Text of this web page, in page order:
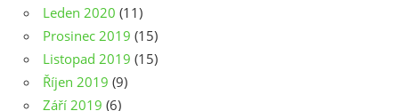
Leden 2020 (11)
Prosinec 2019 (15)
Listopad 2019 (15)
Říjen 2019 (9)
Září 2019 (6)